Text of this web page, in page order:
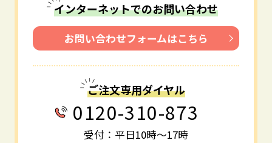
インターネットでのお問い合わせ
お問い合わせフォームはこちら
ご注文専用ダイヤル
0120-310-873
受付：平日10時～17時